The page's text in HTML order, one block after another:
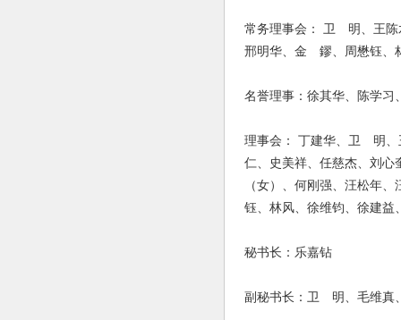
常务理事会： 卫 明、王陈
邢明华、金 鏐、周懋钰、
名誉理事：徐其华、陈学习
理事会： 丁建华、卫 明、
仁、史美祥、任慈杰、刘
（女）、何刚强、汪松年
钰、林风、徐维钧、徐建益
秘书长：乐嘉钻
副秘书长：卫 明、毛维真